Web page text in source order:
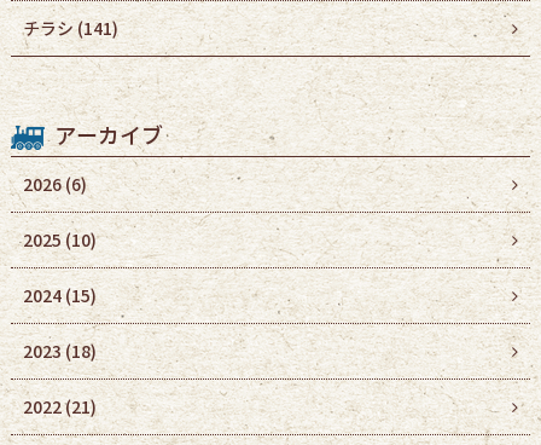
チラシ (141)
アーカイブ
2026(6)
2025(10)
2024(15)
2023(18)
2022(21)